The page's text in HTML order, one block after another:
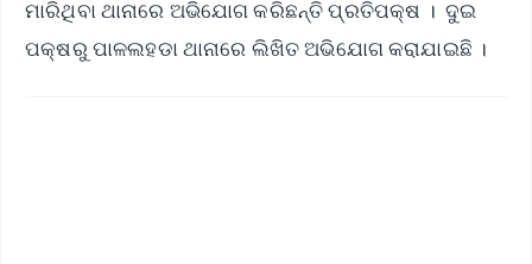
ମାରିଥିବା ଥାନାରେ ଅଭିଯୋଗ କରିଛନ୍ତି ପ୍ରତିପକ୍ଷ । ଦୁଇ
ପକ୍ଷରୁ ପାଳଲହଡା ଥାନାରେ ଲିଖିତ ଅଭିଯୋଗ କରାଯାଇଛି ।